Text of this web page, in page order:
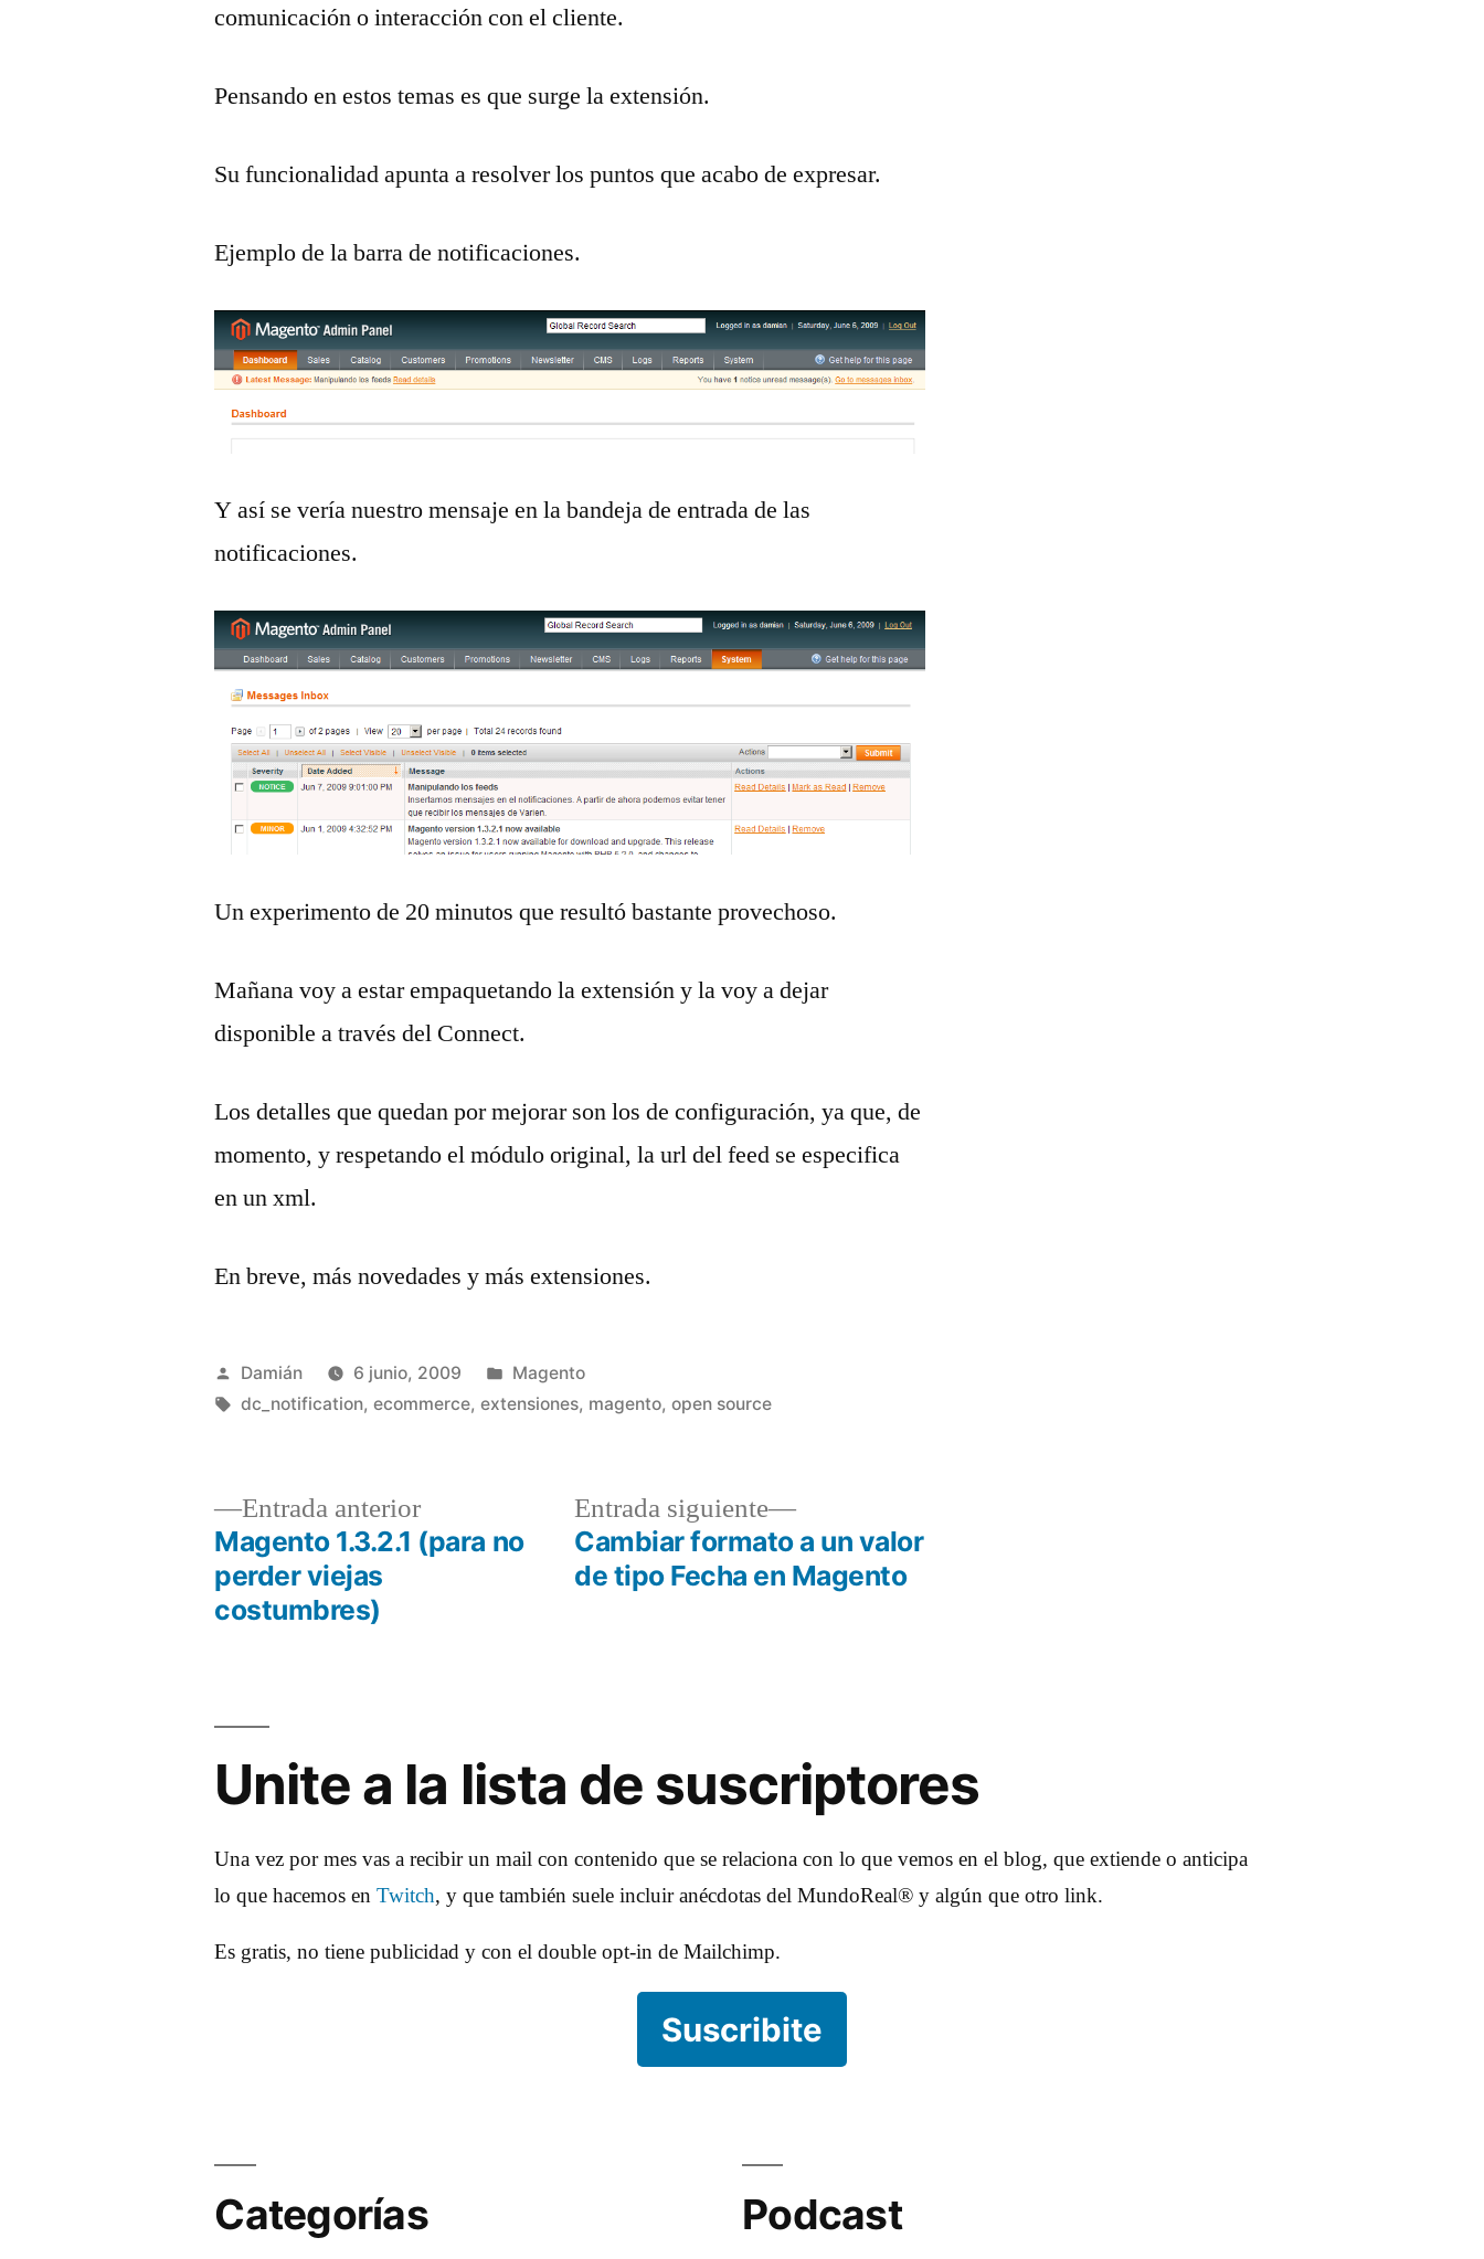
comunicación o interacción con el cliente.
Pensando en estos temas es que surge la extensión.
Su funcionalidad apunta a resolver los puntos que acabo de expresar.
Ejemplo de la barra de notificaciones.
Y así se vería nuestro mensaje en la bandeja de entrada de las
notificaciones.
Un experimento de 20 minutos que resultó bastante provechoso.
Mañana voy a estar empaquetando la extensión y la voy a dejar
disponible a través del Connect.
Los detalles que quedan por mejorar son los de configuración, ya que, de
momento, y respetando el módulo original, la url del feed se especifica
en un xml.
En breve, más novedades y más extensiones.
Publicado
por
Damián 6 junio, 2009
Publicado
en
Magento
Etiquetas:
dc_notification,ecommerce,extensiones, magento,open source
Navegación
Entrada anteriorEntrada
anterior:
Magento 1.3.2.1 (para no
perder viejas
costumbres)
Entrada siguiente
Entrada
siguiente:
Cambiar formato a un valor
de tipo Fecha en Magento
Unite a la lista de suscriptores
Una vez por mes vas a recibir un mail con contenido que se relaciona con lo que vemos en el blog, que extiende o anticipa
lo que hacemos enTwitch, y que también suele incluir anécdotas del MundoReal® y algún que otro link.
Es gratis, no tiene publicidad y con el double opt-in de Mailchimp.
Suscribite
Categorías Podcast